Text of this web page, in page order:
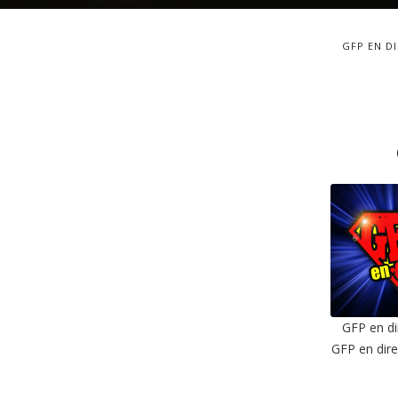
GFP EN
GFP en
GFP en